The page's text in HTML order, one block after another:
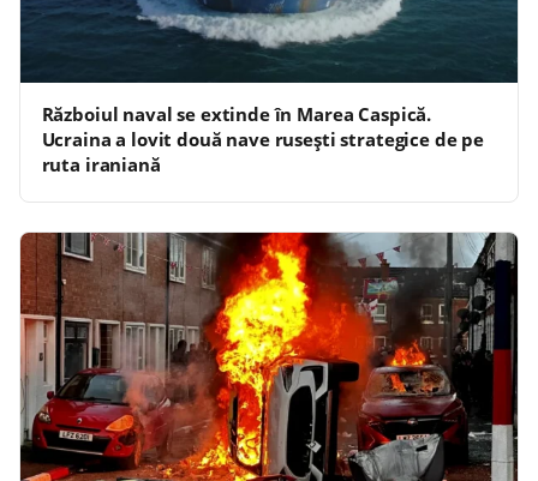
Războiul naval se extinde în Marea Caspică.
Ucraina a lovit două nave rusești strategice de pe
ruta iraniană